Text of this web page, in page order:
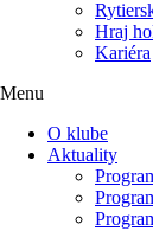
Hraj
Kariéra
Menu
O klube
Aktuality